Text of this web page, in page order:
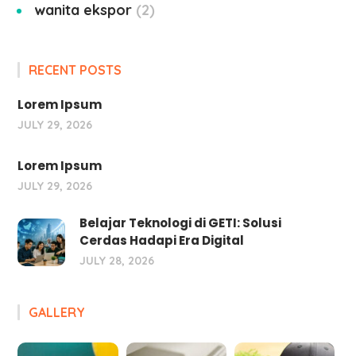
wanita ekspor 2
RECENT POSTS
Lorem Ipsum
JULY 29, 2026
Lorem Ipsum
JULY 29, 2026
Belajar Teknologi di GETI: Solusi
Cerdas Hadapi Era Digital
JULY 28, 2026
GALLERY